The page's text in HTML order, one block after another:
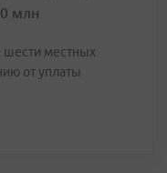
млн
шести местных
от уплаты